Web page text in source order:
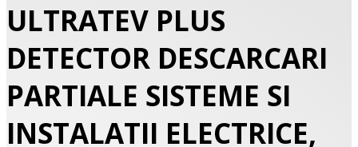
ULTRATEV PLUS
DETECTOR DESCARCARI
PARTIALE SISTEME SI
INSTALATII ELECTRICE,